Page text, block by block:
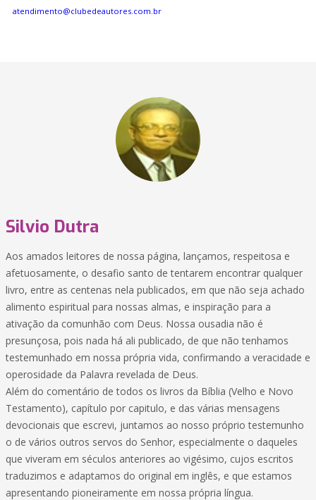
atendimento@clubedeautores.com.br
Silvio Dutra
Aos amados leitores de nossa página, lançamos, respeitosa e
afetuosamente, o desafio santo de tentarem encontrar qualquer
livro, entre as centenas nela publicados, em que não seja achado
alimento espiritual para nossas almas, e inspiração para a
ativação da comunhão com Deus. Nossa ousadia não é
presunçosa, pois nada há ali publicado, de que não tenhamos
testemunhado em nossa própria vida, confirmando a veracidade e
operosidade da Palavra revelada de Deus.
Além do comentário de todos os livros da Bíblia (Velho e Novo
Testamento), capítulo por capitulo, e das várias mensagens
devocionais que escrevi, juntamos ao nosso próprio testemunho
o de vários outros servos do Senhor, especialmente o daqueles
que viveram em séculos anteriores ao vigésimo, cujos escritos
traduzimos e adaptamos do original em inglês, e que estamos
apresentando pioneiramente em nossa própria língua.